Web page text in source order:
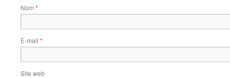
Nom *
E-mail *
Site web